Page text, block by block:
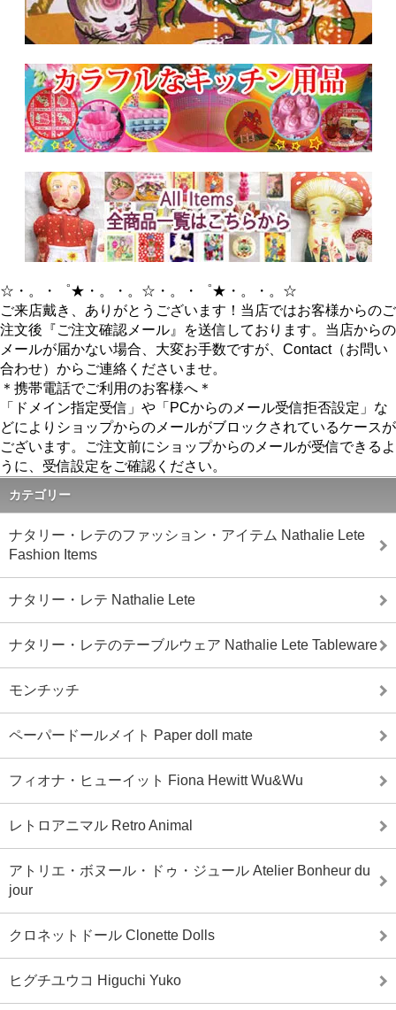
☆・。・゜★・。・。☆・。・゜★・。・。☆
ご来店戴き、ありがとうございます！当店ではお客様からのご
注文後『ご注文確認メール』を送信しております。当店からの
メールが届かない場合、大変お手数ですが、Contact（お問い
合わせ）からご連絡くださいませ。
＊携帯電話でご利用のお客様へ＊
「ドメイン指定受信」や「PCからのメール受信拒否設定」な
どによりショップからのメールがブロックされているケースが
ございます。ご注文前にショップからのメールが受信できるよ
うに、受信設定をご確認ください。
カテゴリー
ナタリー・レテのファッション・アイテム Nathalie Lete
Fashion Items
ナタリー・レテ Nathalie Lete
ナタリー・レテのテーブルウェア Nathalie Lete Tableware
モンチッチ
ペーパードールメイト Paper doll mate
フィオナ・ヒューイット Fiona Hewitt Wu&Wu
レトロアニマル Retro Animal
アトリエ・ボヌール・ドゥ・ジュール Atelier Bonheur du
jour
クロネットドール Clonette Dolls
ヒグチユウコ Higuchi Yuko